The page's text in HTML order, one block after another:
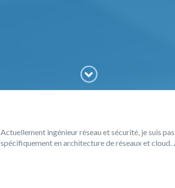
Actuellement ingénieur réseau et sécurité, je suis
spécifiquement en architecture de réseaux et